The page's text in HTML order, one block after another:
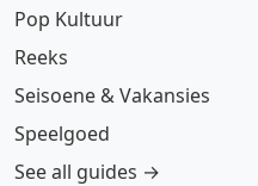
Pop Kultuur
Reeks
Seisoene & Vakansies
Speelgoed
See all guides →